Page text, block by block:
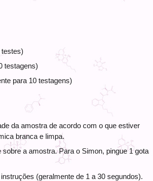
testagens)
para 10 testagens)
da amostra de acordo com o que estiver
branca e limpa.
sobre a amostra. Para o Simon, pingue 1 gota
(geralmente de 1 a 30 segundos).